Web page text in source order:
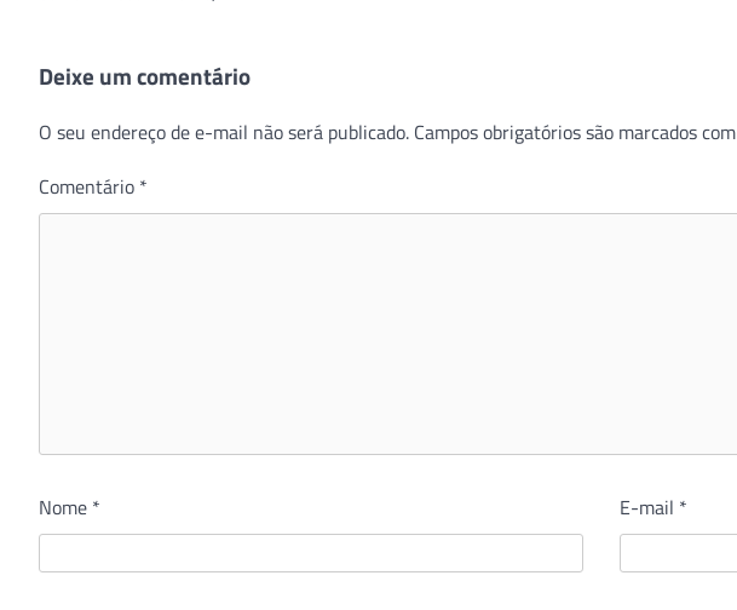
Deixe um comentário
O seu endereço de e-mail não será publicado. Campos obrigatórios são marcados com
Comentário *
Nome * E-mail *